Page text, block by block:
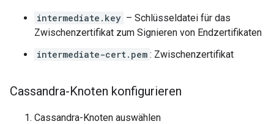
intermediate.key – Schlüsseldatei für das
Zwischenzertifikat zum Signieren von Endzertifikaten
intermediate-cert.pem : Zwischenzertifikat
Cassandra-Knoten konfigurieren
Cassandra-Knoten auswählen